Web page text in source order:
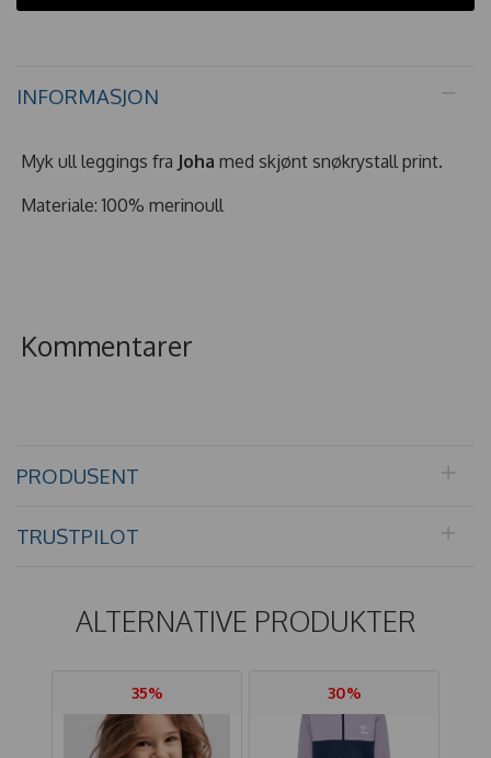
INFORMASJON
Myk ull leggings fra Joha med skjønt snøkrystall print.
Materiale: 100% merinoull
Kommentarer
PRODUSENT
TRUSTPILOT
ALTERNATIVE PRODUKTER
35% 30%